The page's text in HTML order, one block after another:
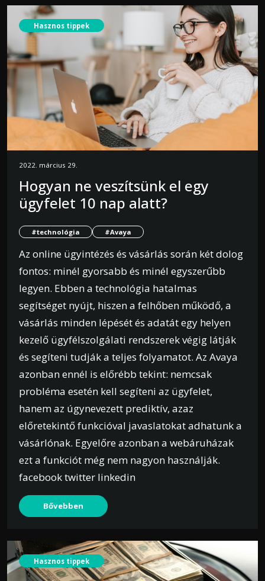
Hasznos tippek
2022. március 29.
Hogyan ne veszítsünk el egy
ügyfelet 10 nap alatt?
#technológia #Avaya
Az online ügyintézés és vásárlás során két dolog
fontos: minél gyorsabb és minél egyszerűbb
legyen. Ebben a technológia hatalmas
segítséget nyújt, hiszen a felhőben működő, a
vásárlás minden lépését és adatát egy helyen
kezelő ügyfélszolgálati rendszerek végig látják
és segíteni tudják a teljes folyamatot. Az Avaya
azonban ennél is előrébb tekint: nemcsak
probléma esetén kell segíteni az ügyfelet,
hanem az úgynevezett prediktív, azaz
előretekintő funkcióval javaslatokat adhatunk a
vásárlónak. Egyelőre azonban a webáruházak
ezt a funkciót még nem nagyon használják.
facebook twitter linkedin
Bővebben
Hasznos tippek